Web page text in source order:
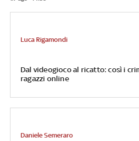
Dal videogioco al ricatto: così i
ragazzi online
Luca Rigamondi
Daniele Semeraro